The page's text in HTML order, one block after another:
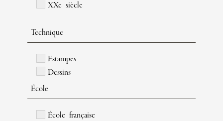
XXe siècle
Technique
Estampes
Dessins
École
École française